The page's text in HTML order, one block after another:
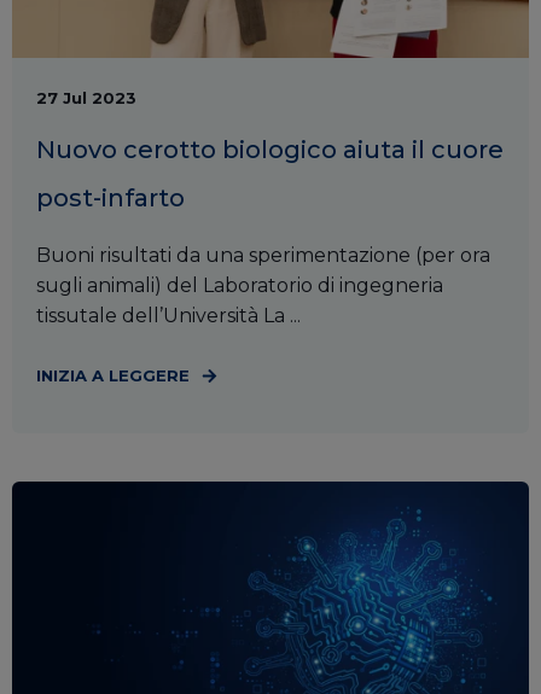
27 Jul 2023
Nuovo cerotto biologico aiuta il cuore
post-infarto
Buoni risultati da una sperimentazione (per ora
sugli animali) del Laboratorio di ingegneria
tissutale dell’Università La ...
INIZIA A LEGGERE